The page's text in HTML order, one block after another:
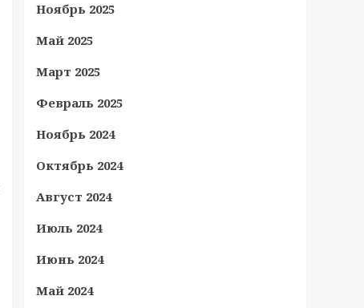
Ноябрь 2025
Май 2025
Март 2025
Февраль 2025
Ноябрь 2024
Октябрь 2024
Август 2024
Июль 2024
Июнь 2024
Май 2024